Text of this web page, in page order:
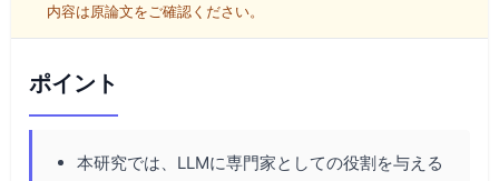
内容は原論文をご確認ください。
ポイント
本研究では、LLMに専門家としての役割を与える